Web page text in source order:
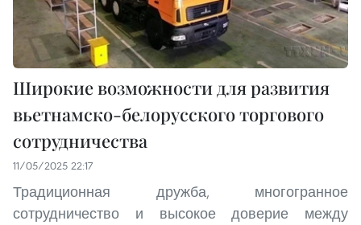
Широкие возможности для развития
вьетнамско-белорусского торгового
сотрудничества
11/05/2025 22:17
Традиционная дружба, многогранное
сотрудничество и высокое доверие между